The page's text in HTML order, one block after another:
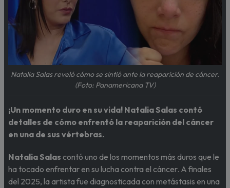
Natalia Salas reveló cómo se sintió ante la reaparición de cáncer.
(Foto: Panamericana TV)
¡Un momento duro en su vida! Natalia Salas contó
detalles de cómo enfrentó la reaparición del cáncer
en una de sus vértebras.
Natalia Salas contó uno de los momentos más duros que le
ha tocado enfrentar en su lucha contra el cáncer. A finales
del 2025, la artista fue diagnosticada con metástasis en una